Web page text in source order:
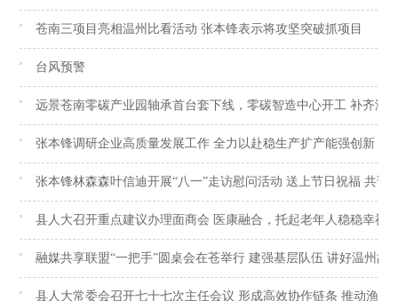
苍南三项目亮相温州比看活动 张本锋表示将攻坚突破抓项目
台风预警
远景苍南零碳产业园轴承首台套下线，零碳智造中心开工 补齐海
张本锋调研企业高质量发展工作 全力以赴稳生产扩产能强创新
张本锋林森森叶信迪开展“八一”走访慰问活动 送上节日祝福 共话
县人大召开重点建议办理面商会 医康融合，托起老年人稳稳幸福
融媒共享联盟“一把手”圆桌会在苍举行 建强基层队伍 讲好温州故
县人大常委会召开七十七次主任会议 形成高效协作链条 推动渔业